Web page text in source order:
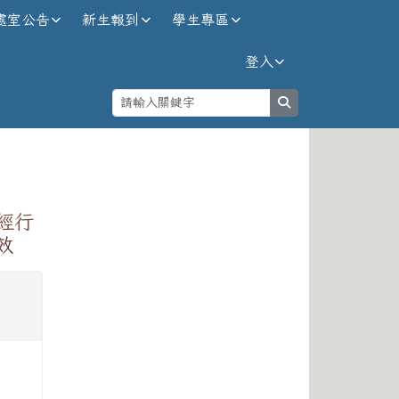
室公告 新生報到 學生專區
登入
行